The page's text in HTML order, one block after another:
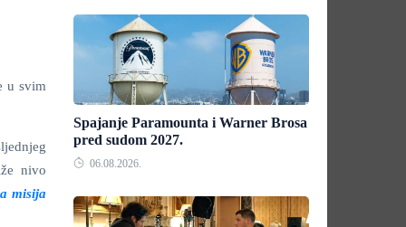
u svim
nivo
misija
Spajanje Paramounta i Warner Brosa
pred sudom 2027.
06.08.2026.